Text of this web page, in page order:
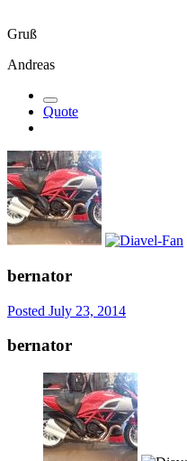
Gruß
Andreas
Quote
bernator
Posted July 23, 2014
bernator